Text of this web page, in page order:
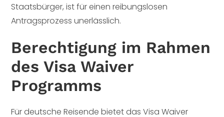
Staatsbürger, ist für einen reibungslosen
Antragsprozess unerlässlich.
Berechtigung im Rahmen
des Visa Waiver
Programms
Für deutsche Reisende bietet das Visa Waiver